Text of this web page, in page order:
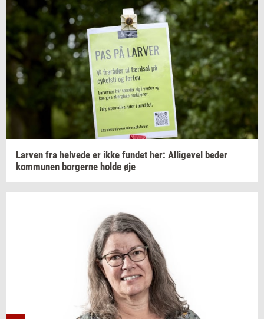
Lar­ven fra hel­ve­de er ikke fun­det her: Al­li­ge­vel beder
kom­mu­nen bor­ger­ne holde øje